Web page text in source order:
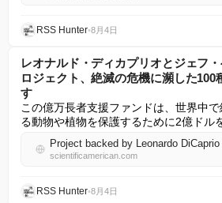
RSS Hunter•8月4日
レオナルド・ディカプリオとジェフ
ロジェクト、絶滅の危機に瀕した100
す
この億万長者支援ファンドは、世界中
る動物や植物を保護するために2億ドル
scientificamerican.com
RSS Hunter•8月4日